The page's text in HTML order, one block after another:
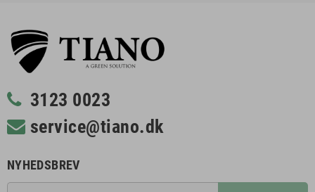
3123 0023
service@tiano.dk
NYHEDSBREV